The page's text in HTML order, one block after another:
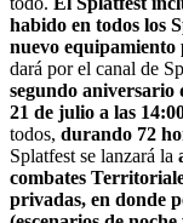
habido en todos los
nuevo equipamiento
dará por el canal de
segundo aniversario
21 de julio a las
todos, durando 72
Splatfest se lanzará la
combates
privadas, en donde